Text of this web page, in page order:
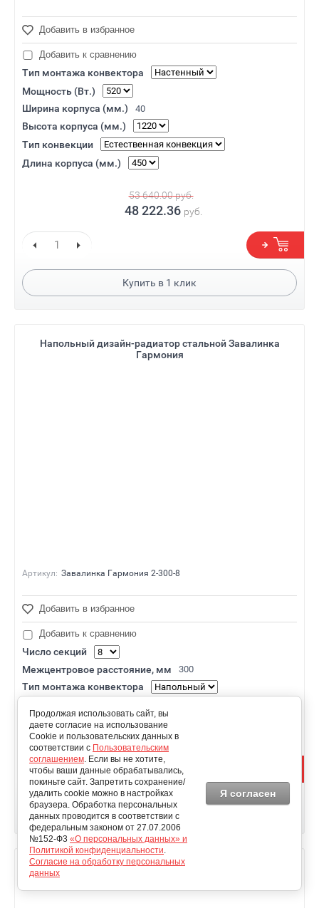
Добавить в избранное
Добавить к сравнению
Тип монтажа конвектора
Мощность (Вт.)
Ширина корпуса (мм.)
40
Высота корпуса (мм.)
Тип конвекции
Длина корпуса (мм.)
53 640.00руб.
48 222.36 руб.
Купить в 1 клик
Напольный дизайн-радиатор стальной Завалинка
Гармония
Артикул: Завалинка Гармония 2-300-8
Добавить в избранное
Добавить к сравнению
Число секций
Межцентровое расстояние, мм
300
Тип монтажа конвектора
61 199.72
55 079.75
Купить в1клик
Дизайн-радиатор стальной Зеркало 2
Продолжая использовать сайт, вы
даете согласие на использование
Cookie и пользовательских данных в
соответствии с Пользовательским
соглашением. Если вы не хотите,
чтобы ваши данные обрабатывались,
покиньте сайт. Запретить сохранение/
удалить cookie можно в настройках
браузера. Обработка персональных
данных проводится в соответствии с
федеральным законом от 27.07.2006
№152-Ф3 «О персональных данных» и
Политикой конфиденциальности.
Согласие на обработку персональных
данных
Я согласен